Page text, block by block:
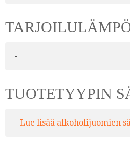
-
TUOTETYYPIN
- Lue lisää alkoholijuomien